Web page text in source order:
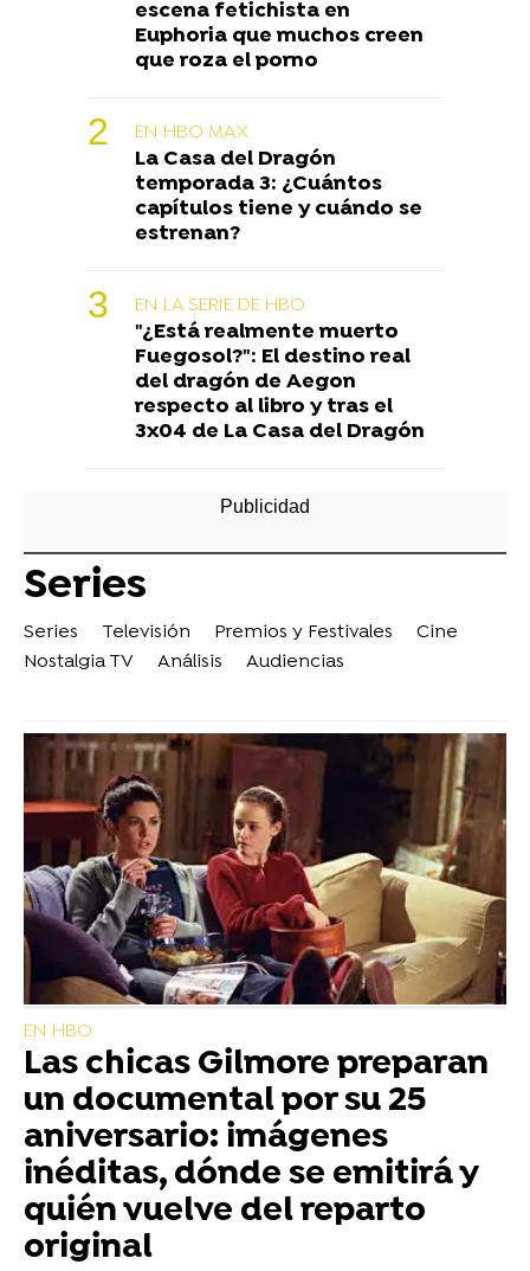
escena fetichista en
Euphoria que muchos creen
que roza el porno
EN HBO MAX
La Casa del Dragón
temporada 3: ¿Cuántos
capítulos tiene y cuándo se
estrenan?
EN LA SERIE DE HBO
"¿Está realmente muerto
Fuegosol?": El destino real
del dragón de Aegon
respecto al libro y tras el
3x04 de La Casa del Dragón
Series
Series Televisión Premios y Festivales
Cine
Nostalgia TV
Análisis Audiencias
EN HBO
Las chicas Gilmore preparan
un documental por su 25
aniversario: imágenes
inéditas, dónde se emitirá y
quién vuelve del reparto
original